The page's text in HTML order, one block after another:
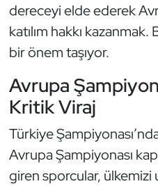
dereceyi elde ederek
katılım hakkı
bir önem taşıyor.
Avrupa
Kritik Viraj
Türkiye
Avrupa Şampiyonası
giren sporcular, ülkemizi
Muay Thai
Okçuluk
Optimist
Özel Sporcular